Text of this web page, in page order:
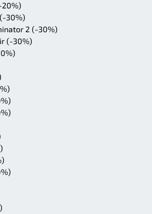
20%)
30%)
2 (-30%)
(-30%)